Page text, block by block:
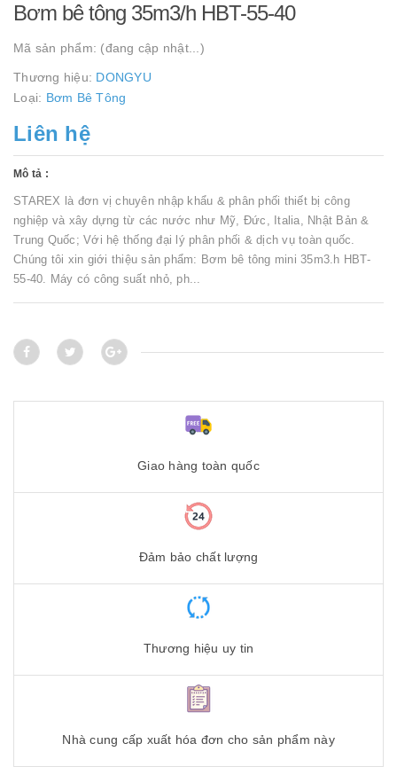
Bơm bê tông 35m3/h HBT-55-40
Mã sản phẩm: (đang cập nhật...)
Thương hiệu: DONGYU
Loại: Bơm Bê Tông
Liên hệ
Mô tả :
STAREX là đơn vị chuyên nhập khẩu & phân phối thiết bị công
nghiệp và xây dựng từ các nước như Mỹ, Đức, Italia, Nhật Bản &
Trung Quốc; Với hệ thống đại lý phân phối & dịch vụ toàn quốc.
Chúng tôi xin giới thiệu sản phẩm: Bơm bê tông mini 35m3.h HBT-
55-40. Máy có công suất nhỏ, ph...
Giao hàng toàn quốc
Đảm bảo chất lượng
Thương hiệu uy tin
Nhà cung cấp xuất hóa đơn cho sản phẩm này